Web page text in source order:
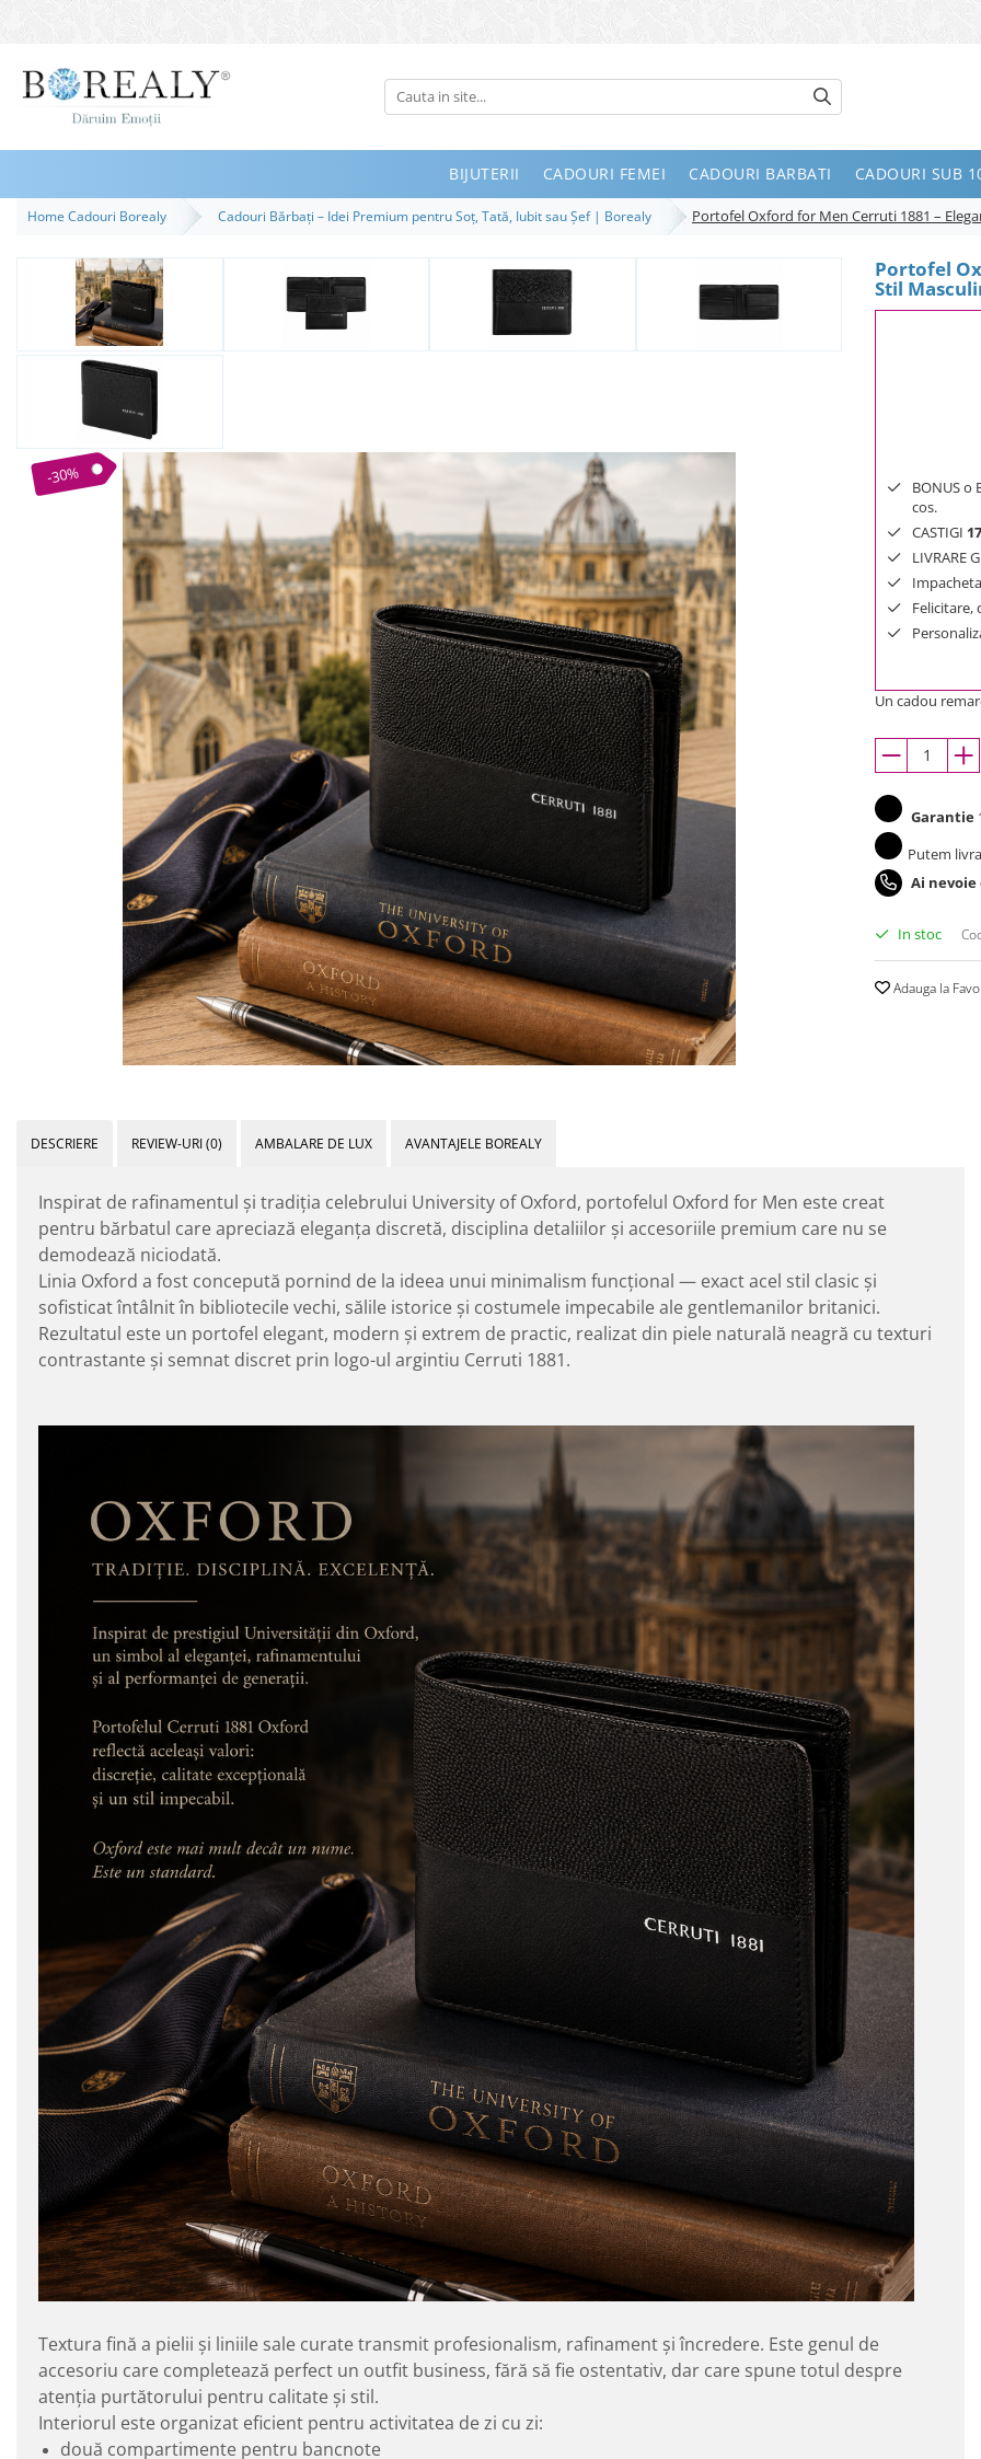
Bijuterii
Inele
Bratari
Destinatari
Bijuterii Femei
Bijuterii Copii
Bijuterii Mirese
Cele mai vandute
Cele mai votate
0 Lei - 100 Lei
100 Lei - 200 Lei
200 Lei - 300 Lei
300 Lei - 500 Lei
500 Lei - 1000 Lei
BIJUTERII CADOURI FEMEI CADOURI BARBATI CADOURI SUB
Home Cadouri Borealy Cadouri Bărbați – Idei Premium pentru Soț, Tată, Iubit sau Șef | Borealy Portofel Oxford for Men Cerruti 1881 –
Portofel
Stil
-30%
BONUS o
cos.
CASTIGI 17
LIVRARE
Felicitare,
Un cadou
Garantie
Putem
Ai
In stoc
Adauga la
DESCRIERE REVIEW-URI(0) AMBALARE DE LUX AVANTAJELE BOREALY
Inspirat de rafinamentul și tradiția celebrului University of Oxford, portofelul Oxford for Men este creat
pentru bărbatul care apreciază eleganța discretă, disciplina detaliilor și accesoriile premium care nu se
demodează niciodată.
Linia Oxford a fost concepută pornind de la ideea unui minimalism funcțional — exact acel stil clasic și
sofisticat întâlnit în bibliotecile vechi, sălile istorice și costumele impecabile ale gentlemanilor britanici.
Rezultatul este un portofel elegant, modern și extrem de practic, realizat din piele naturală neagră cu texturi
contrastante și semnat discret prin logo-ul argintiu Cerruti 1881.
Textura fină a pielii și liniile sale curate transmit profesionalism, rafinament și încredere. Este genul de
accesoriu care completează perfect un outfit business, fără să fie ostentativ, dar care spune totul despre
atenția purtătorului pentru calitate și stil.
Interiorul este organizat eficient pentru activitatea de zi cu zi:
două compartimente pentru bancnote